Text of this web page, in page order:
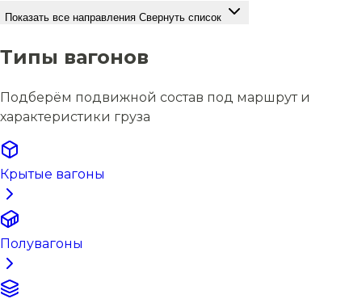
Показать все направления Свернуть список
Типы вагонов
Подберём подвижной состав под маршрут и
характеристики груза
Крытые вагоны
Полувагоны